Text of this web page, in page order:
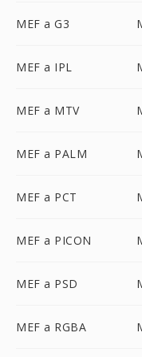
MEF a G3
MEF a IPL
MEF a MTV
MEF a PALM
MEF a PCT
MEF a PICON
MEF a PSD
MEF a RGBA